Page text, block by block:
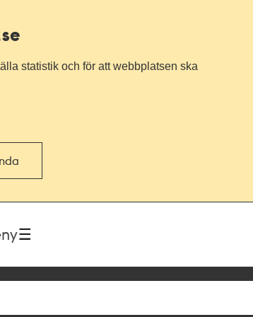
statistik och för att webbplatsen ska